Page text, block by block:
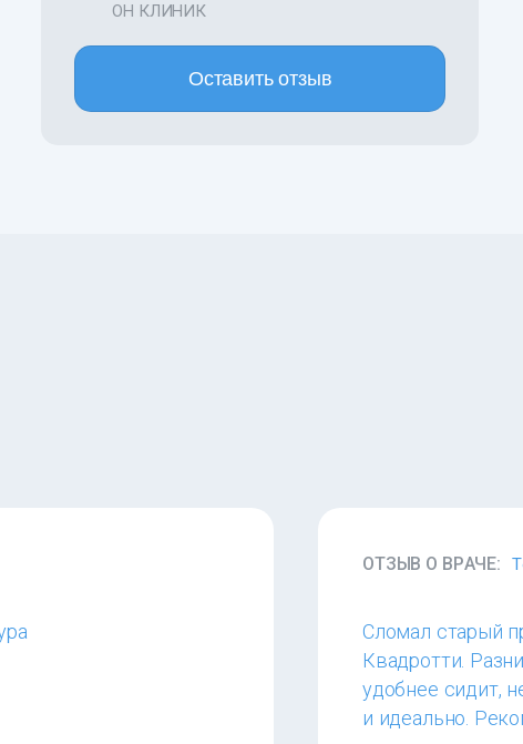
ОН КЛИНИК
Оставить отзыв
ОТЗЫВ О ВРАЧЕ:
Сломал старый
Квадротти.
удобнее сидит,
и идеально.